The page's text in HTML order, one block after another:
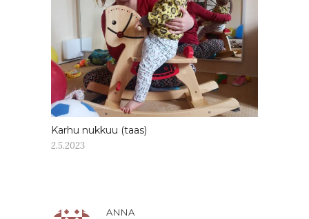
Karhu nukkuu (taas)
2.5.2023
ANNA